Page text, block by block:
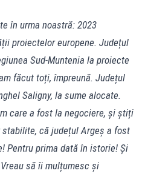
în urma noastră: 2023
proiectelor europene. Județul
Sud-Muntenia la proiecte
făcut toți, împreună. Județul
Saligny, la sume alocate.
care a fost la negociere, și știți
că județul Argeș a fost
Pentru prima dată în istorie! Și
să îi mulțumesc și